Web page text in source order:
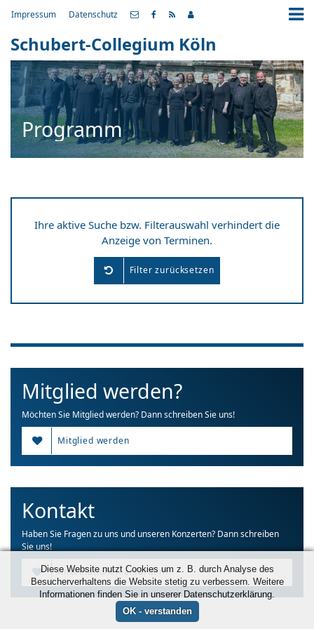
Impressum Datenschutz
Schubert-Collegium Köln
Programm
Ihre aktive Suche bzw. Filterauswahl verhindert die
Anzeige von Terminen.
Filter zurücksetzen
Mitglied werden?
Möchten Sie Mitglied werden? Dann schreiben Sie uns!
Mitglied werden
Kontakt
Haben Sie Fragen zu uns und unseren Konzerten? Dann schreiben
Sie uns!
Informationen anfordern
Diese Website nutzt Cookies um z. B. durch Analyse des
Besucherverhaltens die Website stetig zu verbessern. Weitere
Informationen finden Sie in unserer Datenschutzerklärung.